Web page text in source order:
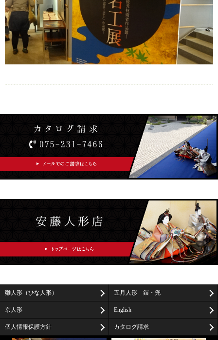
雛人形（ひな人形） 五月人形 鎧・兜
京人形 English
個人情報保護方針 カタログ請求